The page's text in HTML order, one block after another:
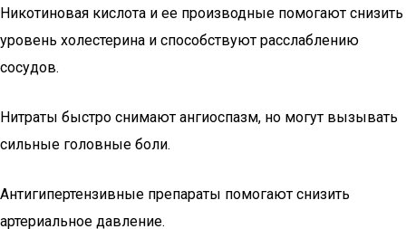
Никотиновая кислота и ее производные помогают снизить
уровень холестерина и способствуют расслаблению
сосудов.
Нитраты быстро снимают ангиоспазм, но могут вызывать
сильные головные боли.
Антигипертензивные препараты помогают снизить
артериальное давление.